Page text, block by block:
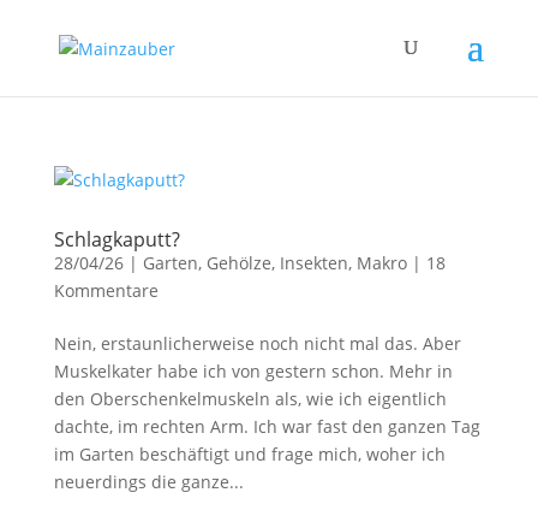
Schlagkaputt?
28/04/26| Garten, Gehölze, Insekten, Makro| 18
Kommentare
Nein, erstaunlicherweise noch nicht mal das. Aber
Muskelkater habe ich von gestern schon. Mehr in
den Oberschenkelmuskeln als, wie ich eigentlich
dachte, im rechten Arm. Ich war fast den ganzen Tag
im Garten beschäftigt und frage mich, woher ich
neuerdings die ganze...